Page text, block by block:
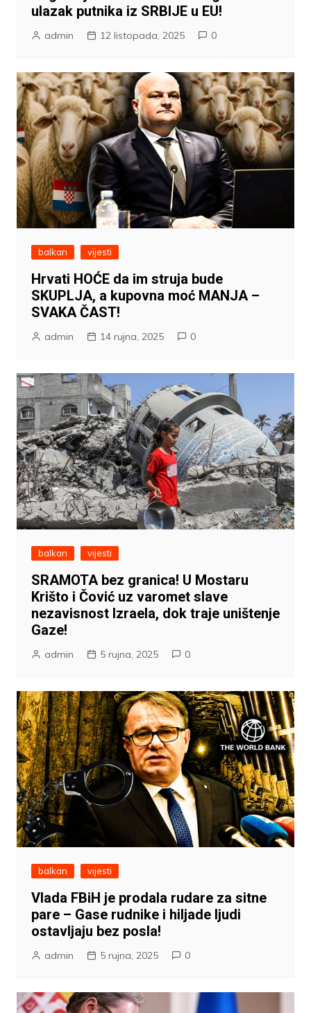
ulazak putnika iz SRBIJE u EU!
admin 12 listopada, 2025 0
balkan vijesti
Hrvati HOĆE da im struja bude
SKUPLJA, a kupovna moć MANJA –
SVAKA ČAST!
admin 14 rujna, 2025 0
balkan vijesti
SRAMOTA bez granica! U Mostaru
Krišto i Čović uz varomet slave
nezavisnost Izraela, dok traje uništenje
Gaze!
admin 5 rujna, 2025 0
balkan vijesti
Vlada FBiH je prodala rudare za sitne
pare – Gase rudnike i hiljade ljudi
ostavljaju bez posla!
admin 5 rujna, 2025 0